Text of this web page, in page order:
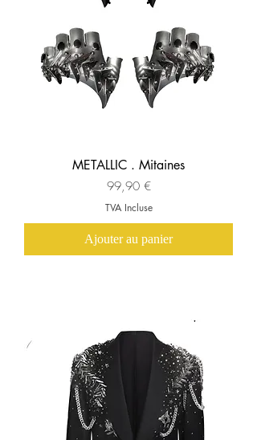
METALLIC . Mitaines
Prix
99,90 €
TVA Incluse
Ajouter au panier